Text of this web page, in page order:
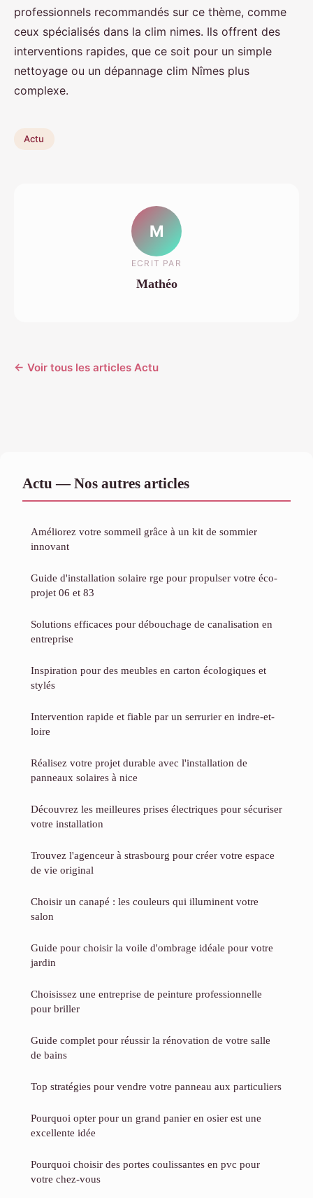
professionnels recommandés sur ce thème, comme
ceux spécialisés dans la clim nimes. Ils offrent des
interventions rapides, que ce soit pour un simple
nettoyage ou un dépannage clim Nîmes plus
complexe.
Actu
M
ECRIT PAR
Mathéo
← Voir tous les articles Actu
Actu — Nos autres articles
Améliorez votre sommeil grâce à un kit de sommier
innovant
Guide d'installation solaire rge pour propulser votre éco-
projet 06 et 83
Solutions efficaces pour débouchage de canalisation en
entreprise
Inspiration pour des meubles en carton écologiques et
stylés
Intervention rapide et fiable par un serrurier en indre-et-
loire
Réalisez votre projet durable avec l'installation de
panneaux solaires à nice
Découvrez les meilleures prises électriques pour sécuriser
votre installation
Trouvez l'agenceur à strasbourg pour créer votre espace
de vie original
Choisir un canapé : les couleurs qui illuminent votre
salon
Guide pour choisir la voile d'ombrage idéale pour votre
jardin
Choisissez une entreprise de peinture professionnelle
pour briller
Guide complet pour réussir la rénovation de votre salle
de bains
Top stratégies pour vendre votre panneau aux particuliers
Pourquoi opter pour un grand panier en osier est une
excellente idée
Pourquoi choisir des portes coulissantes en pvc pour
votre chez-vous